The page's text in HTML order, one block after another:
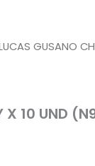
GUSANO
X 10 UND